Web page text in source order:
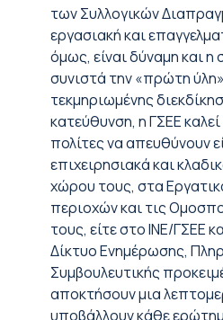
των Συλλογικών
εργασιακή και
όμως, είναι δύναμη και
συνιστά την «πρώτη
τεκμηριωμένης
κατεύθυνση, η ΓΣΕΕ
πολίτες να απευθύνουν
επιχειρησιακά και
χώρου τους, στα
περιοχών και τις
τους, είτε στο ΙΝΕ/ΓΣΕΕ
Δίκτυο Ενημέρωσης,
Συμβουλευτικής
αποκτήσουν μια
υποβάλλουν κάθε